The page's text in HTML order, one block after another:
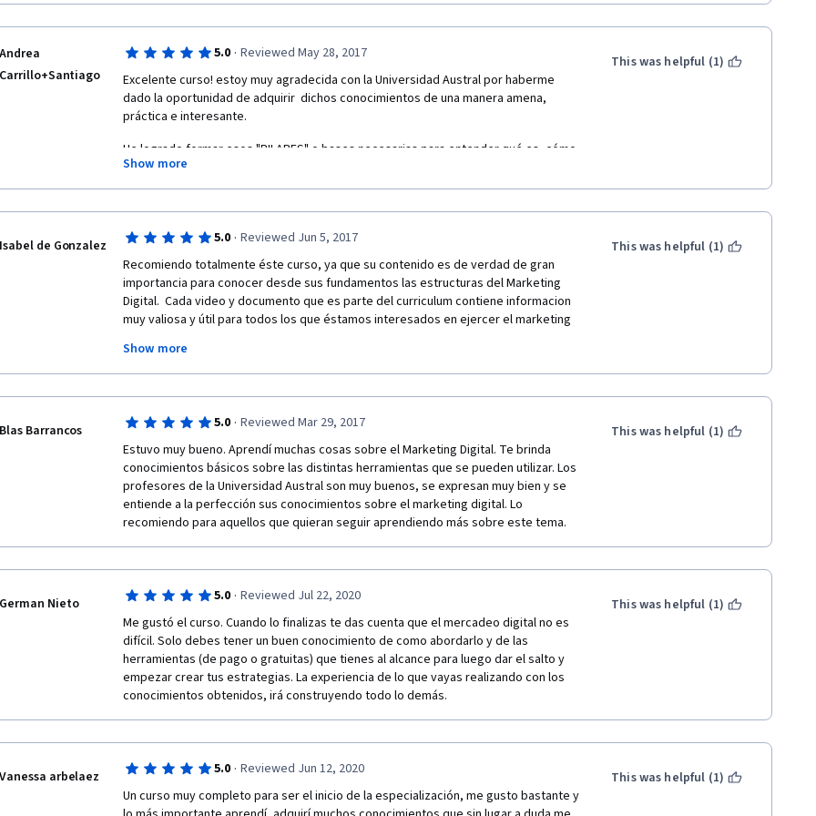
Andrea
Carrillo+Santiago
5.0 · Reviewed May 28, 2017
Excelente curso! estoy muy agradecida con la Universidad Austral por haberme
dado la oportunidad de adquirir  dichos conocimientos de una manera amena,
práctica e interesante.
He logrado formar esos "PILARES" o bases necesarias para entender qué es, cómo
funciona y cómo manejar el amplio mundo del Marketing Digital. Este curso es una
excelente ventana ante ese mundo que crece y se desarrolla a una velocidad
Show more
This was helpful (1)
Isabel de Gonzalez 5.0 · Reviewed Jun 5, 2017
Recomiendo totalmente éste curso, ya que su contenido es de verdad de gran
importancia para conocer desde sus fundamentos las estructuras del Marketing
Digital.  Cada video y documento que es parte del curriculum contiene informacion
muy valiosa y útil para todos los que éstamos interesados en ejercer el marketing
trabajamos.
Show more
This was helpful (1)
Blas Barrancos 5.0 · Reviewed Mar 29, 2017
Estuvo muy bueno. Aprendí muchas cosas sobre el Marketing Digital. Te brinda
conocimientos básicos sobre las distintas herramientas que se pueden utilizar. Los
profesores de la Universidad Austral son muy buenos, se expresan muy bien y se
entiende a la perfección sus conocimientos sobre el marketing digital. Lo
recomiendo para aquellos que quieran seguir aprendiendo más sobre este tema.
This was helpful (1)
German Nieto 5.0 · Reviewed Jul 22, 2020
Me gustó el curso. Cuando lo finalizas te das cuenta que el mercadeo digital no es
difícil. Solo debes tener un buen conocimiento de como abordarlo y de las
herramientas (de pago o gratuitas) que tienes al alcance para luego dar el salto y
empezar crear tus estrategias. La experiencia de lo que vayas realizando con los
conocimientos obtenidos, irá construyendo todo lo demás.
This was helpful (1)
Vanessa arbelaez 5.0 · Reviewed Jun 12, 2020
Un curso muy completo para ser el inicio de la especialización, me gusto bastante y
This was helpful (1)